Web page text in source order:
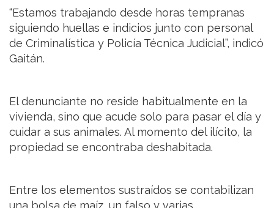
“Estamos trabajando desde horas tempranas
siguiendo huellas e indicios junto con personal
de Criminalística y Policía Técnica Judicial”, indicó
Gaitán.
El denunciante no reside habitualmente en la
vivienda, sino que acude solo para pasar el día y
cuidar a sus animales. Al momento del ilícito, la
propiedad se encontraba deshabitada.
Entre los elementos sustraídos se contabilizan
una bolsa de maíz, un falso y varias